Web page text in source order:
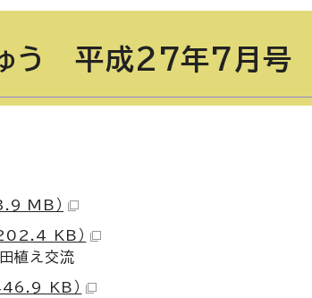
う 平成27年7月号
MB）
KB）
植え交流
KB）